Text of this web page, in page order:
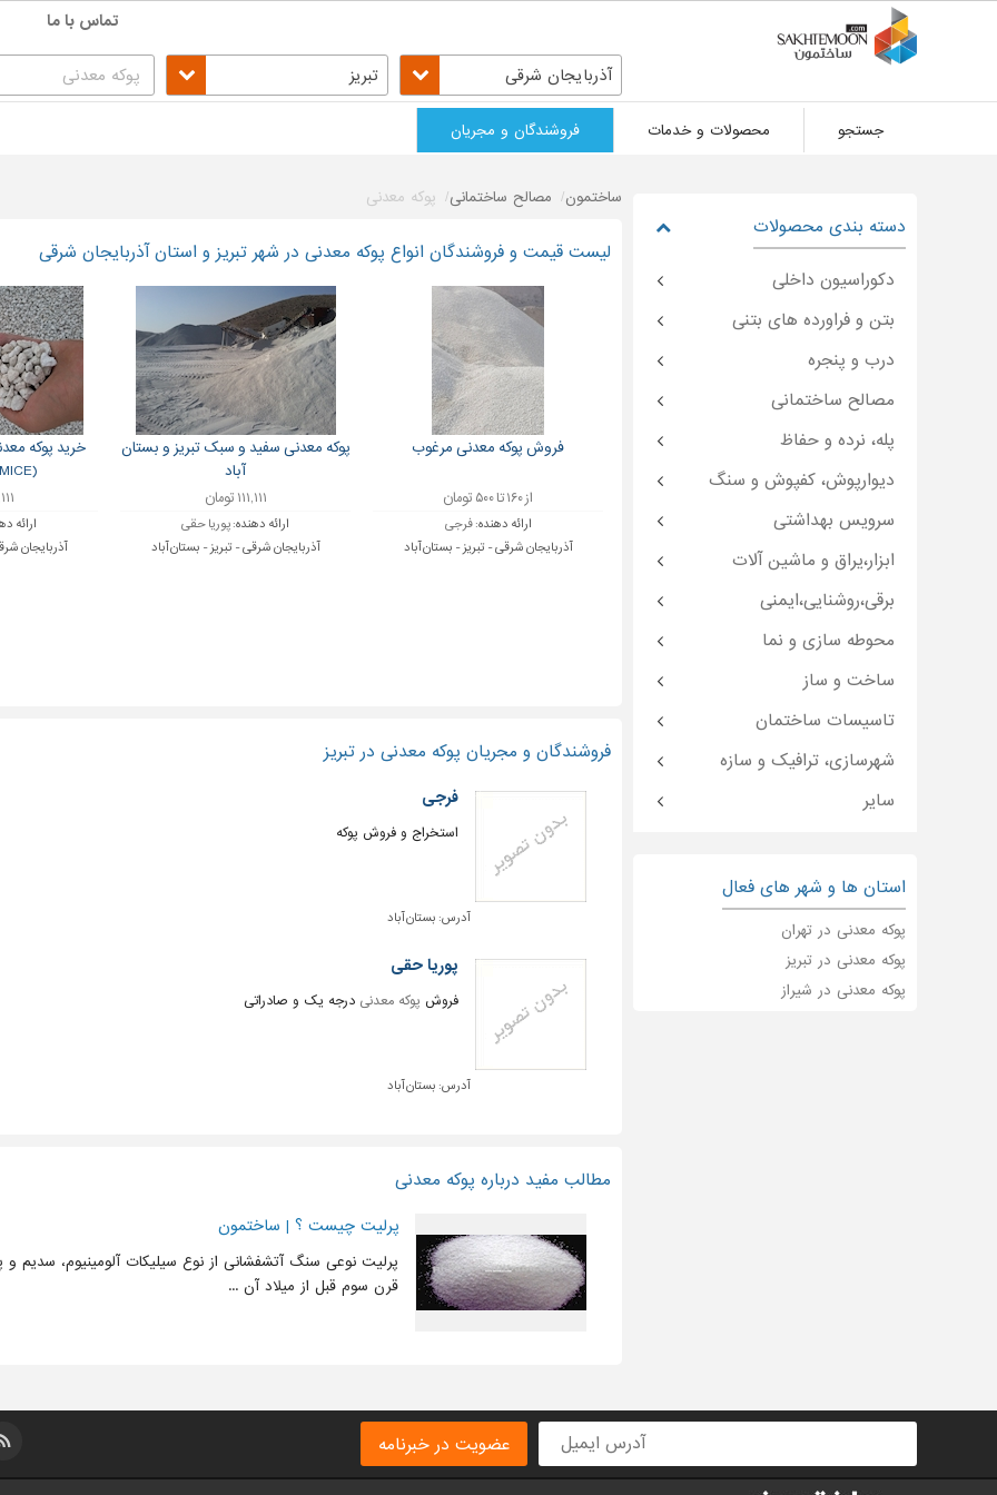
تماس با ما
آذربایجان شرقی تبریز
جستجو محصولات و خدمات فروشندگان و مجریان
ساختمون مصالح ساختمانی پوکه معدنی
لیست قیمت و فروشندگان انواع پوکه معدنی در شهر تبریز و استان آذربایجان شرقی
فروش پوکه معدنی مرغوب
از ۱۶۰ تا ۵۰۰ تومان
ارائه دهنده:فرجی
آذربایجان شرقی - تبریز - بستان آباد
پوکه معدنی سفید و سبک تبریز و بستان
آباد
۱۱۱,۱۱۱ تومان
ارائه دهنده:پوریا حقی
آذربایجان شرقی - تبریز - بستان آباد
خرید پوکه
(PUMICE) ۰۹۱۴۴۸
ارائه
آذربایجان
فروشندگان و مجریان پوکه معدنی در تبریز
فرجی
استخراج و فروش پوکه
آدرس: بستان آباد
پوریا حقی
فروش پوکه معدنی درجه یک و صادراتی
آدرس: بستان آباد
مطالب مفید درباره پوکه معدنی
پرلیت چیست ؟ | ساختمون
پرلیت نوعی سنگ آتشفشانی از نوع سیلیکات آلومینیوم، سدیم
قرن سوم قبل از میلاد آن ...
دسته بندی محصولات
دکوراسیون داخلی
بتن و فراورده های بتنی
درب و پنجره
مصالح ساختمانی
پله، نرده و حفاظ
دیوارپوش، کفپوش و سنگ
سرویس بهداشتی
ابزار،یراق و ماشین آلات
برقی،روشنایی،ایمنی
محوطه سازی و نما
ساخت و ساز
تاسیسات ساختمان
شهرسازی، ترافیک و سازه
سایر
استان ها و شهر های فعال
پوکه معدنی در تهران
پوکه معدنی در تبریز
پوکه معدنی در شیراز
عضویت در خبرنامه